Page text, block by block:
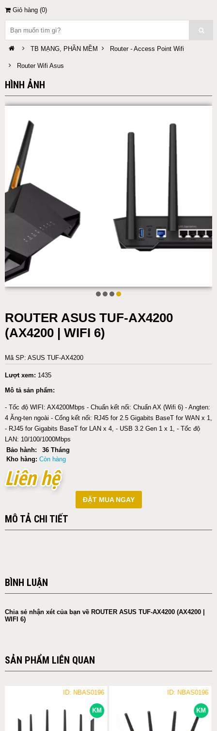
Giỏ hàng (0)
TB MẠNG, PHẦN MỀM Router - Access Point Wifi
Router Wifi Asus
HÌNH ẢNH
ROUTER ASUS TUF-AX4200
(AX4200 | WIFI 6)
Mã SP: ASUS TUF-AX4200
Lượt xem: 1435
Mô tả sản phẩm:
- Tốc độ WIFI: AX4200Mbps - Chuẩn kết nối: Chuẩn AX (Wifi 6) - Angten:
4 Ăng-ten ngoài - Cổng kết nối: RJ45 for 2.5 Gigabits BaseT for WAN x 1,
- RJ45 for Gigabits BaseT for LAN x 4, - USB 3.2 Gen 1 x 1, - Tốc độ
LAN: 10/100/1000Mbps
Bảo hành:
36 Tháng
Kho hàng: Còn hàng
Liên hệ
Liên hệ
ĐẶT MUA NGAY
MÔ TẢ CHI TIẾT
BÌNH LUẬN
Chia sẻ nhận xét của bạn về ROUTER ASUS TUF-AX4200 (AX4200 |
WIFI 6)
SẢN PHẨM LIÊN QUAN
KM
ID: NBAS0196
KM
ID: NBAS0196